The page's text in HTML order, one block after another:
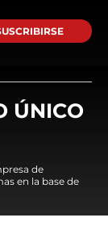
ÚNICO
de
en la base de